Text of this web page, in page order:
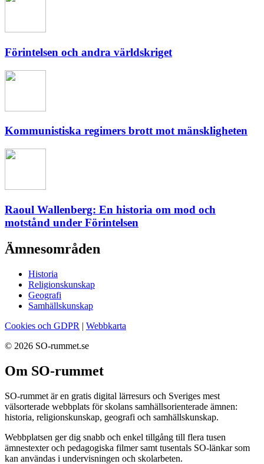
Förintelsen och andra världskriget
Kommunistiska regimers brott mot mänskligheten
Raoul Wallenberg: En historia om mod och
motstånd under Förintelsen
Ämnesområden
Historia
Religionskunskap
Geografi
Samhällskunskap
Cookies och GDPR | Webbkarta
© 2026 SO-rummet.se
Om SO-rummet
SO-rummet är en gratis digital lärresurs och Sveriges mest
välsorterade webbplats för skolans samhällsorienterade ämnen:
historia, religionskunskap, geografi och samhällskunskap.
Webbplatsen ger dig snabb och enkel tillgång till flera tusen
ämnestexter och pedagogiska filmer samt tusentals SO-länkar som
kan användas i undervisningen och skolarbeten.